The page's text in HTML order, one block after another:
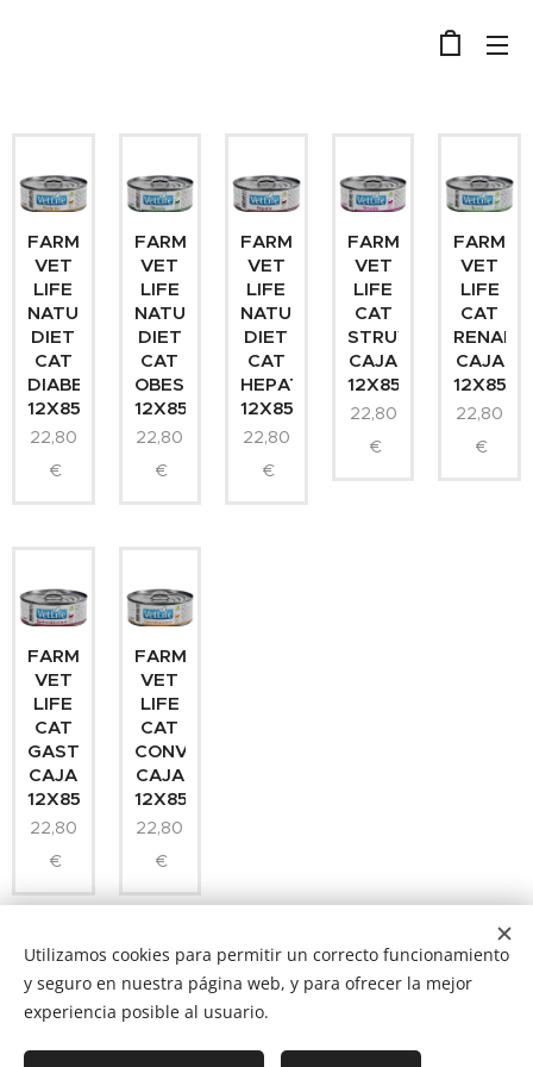
FARMINA
VET
LIFE
NATURAL
DIET
CAT
DIABETIC
12X85GR
22,80
€
FARMINA
VET
LIFE
NATURAL
DIET
CAT
OBESITY
12X85GR
22,80
€
FARMINA
VET
LIFE
NATURAL
DIET
CAT
HEPATIC
12X85GR
22,80
€
FARMINA
VET
LIFE
CAT
STRUVITE
CAJA
12X85GR
22,80
€
VET
LIFE
CAT
RENAL
CAJA
12X85GR
22,80
€
FARMINA
VET
LIFE
CAT
GASTROINTESTINAL
CAJA
12X85GR
22,80
€
FARMINA
VET
LIFE
CAT
CONVALESCENCE
CAJA
12X85GR
22,80
€
NUCAN mascotas
Utilizamos cookies para permitir un correcto funcionamiento
y seguro en nuestra página web, y para ofrecer la mejor
experiencia posible al usuario.